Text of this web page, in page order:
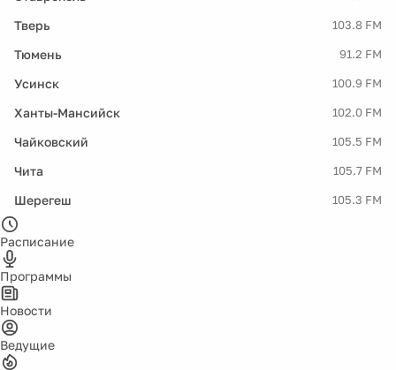
Тверь 103.8 FM
Тюмень 91.2 FM
Усинск 100.9 FM
Ханты-Мансийск 102.0 FM
Чайковский 105.5 FM
Чита 105.7 FM
Шерегеш 105.3 FM
Расписание
Программы
Новости
Ведущие